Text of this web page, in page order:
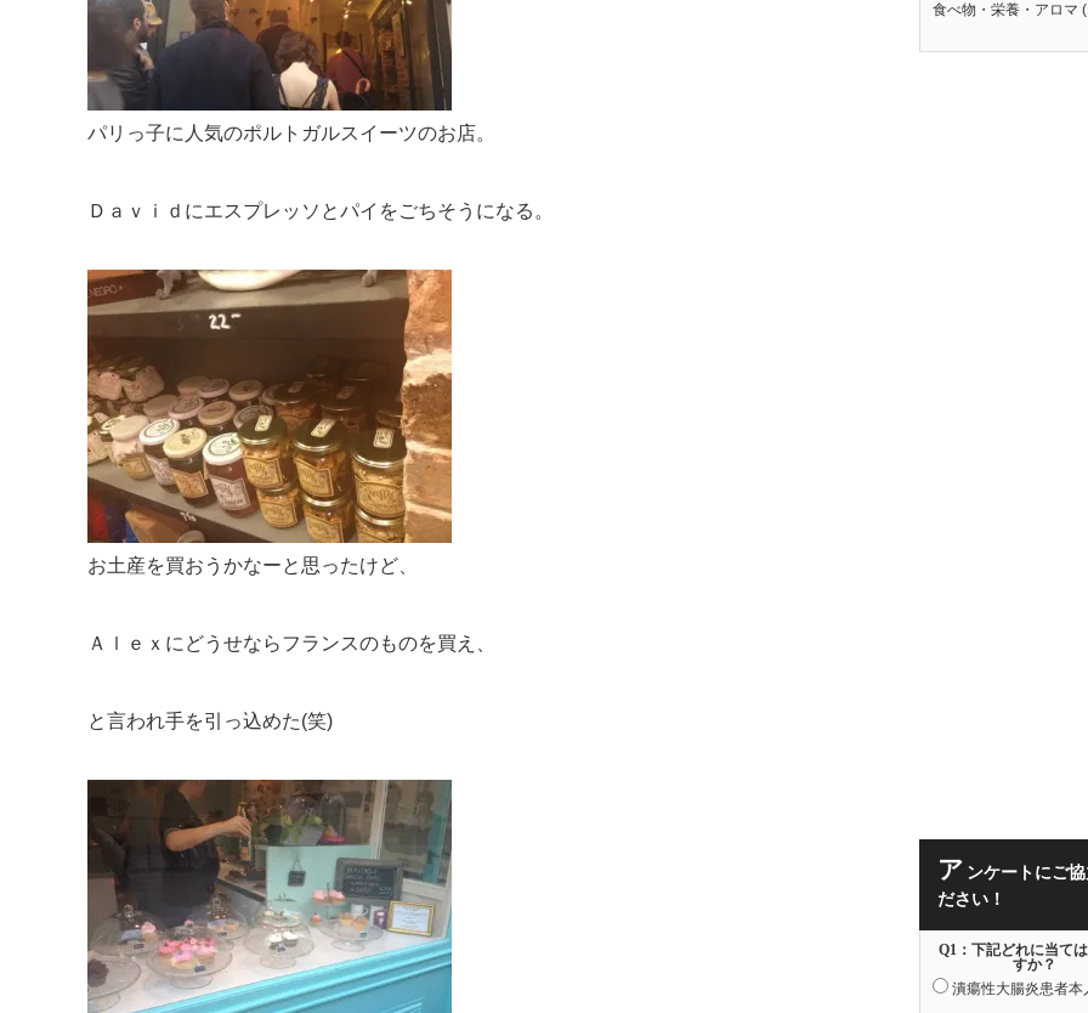
パリっ子に人気のポルトガルスイーツのお店。
Ｄａｖｉｄにエスプレッソとパイをごちそうになる。
お土産を買おうかなーと思ったけど、
Ａｌｅｘにどうせならフランスのものを買え、
と言われ手を引っ込めた(笑)
食べ物・栄養・アロマ
ア ンケートにご
ださい！
Q1：下記どれに当て
すか？
潰瘍性大腸炎患者本